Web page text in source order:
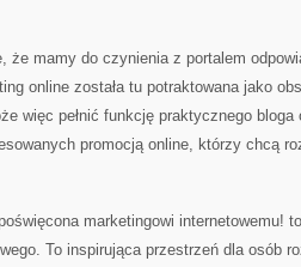
że mamy do czynienia z portalem
online została tu potraktowana jako
więc pełnić funkcję praktycznego
promocją online, którzy chcą
marketingowi internetowemu!
To inspirująca przestrzeń dla osób